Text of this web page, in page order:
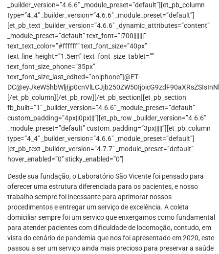
_builder_version=”4.6.6″ _module_preset=”default”][et_pb_column
type=”4_4″ _builder_version=”4.6.6″ _module_preset=”default”]
[et_pb_text _builder_version=”4.6.6″ _dynamic_attributes=”content”
_module_preset=”default” text_font=”|700|||||||”
text_text_color=”#ffffff” text_font_size=”40px”
text_line_height=”1.5em” text_font_size_tablet=””
text_font_size_phone=”35px”
text_font_size_last_edited=”on|phone”]@ET-
[/et_pb_column][/et_pb_row][/et_pb_section][et_pb_section
fb_built=”1″ _builder_version=”4.6.6″ _module_preset=”default”
custom_padding=”4px||0px|||”][et_pb_row _builder_version=”4.6.6″
_module_preset=”default” custom_padding=”3px|||||”][et_pb_column
type=”4_4″ _builder_version=”4.6.6″ _module_preset=”default”]
[et_pb_text _builder_version=”4.7.7″ _module_preset=”default”
hover_enabled=”0″ sticky_enabled=”0″]
Desde sua fundação, o Laboratório São Vicente foi pensado para
oferecer uma estrutura diferenciada para os pacientes, e nosso
trabalho sempre foi incessante para aprimorar nossos
procedimentos e entregar um serviço de excelência. A coleta
domiciliar sempre foi um serviço que enxergamos como fundamental
para atender pacientes com dificuldade de locomoção, contudo, em
vista do cenário de pandemia que nos foi apresentado em 2020, este
passou a ser um serviço ainda mais precioso para preservar a saúde